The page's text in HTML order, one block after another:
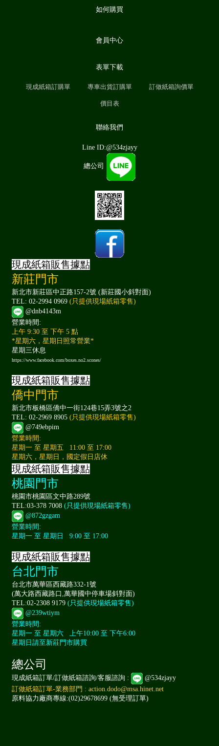
如何購買
會員中心
表單下載
現成紙箱訂購單 專車出貨訂購單 訂做紙箱詢價單
價目表
聯絡我們
Line ID:@534zjayy
總公司
現成紙箱販售據點
新莊門市
新北市新莊區中正路157-2號 (新莊國小斜對面)
TEL: 02-2994 0969 (只提供現場紙箱零售)
@dnb4143m
營業時間:
上午 9:30 至 下午 5 點
*星期六，星期日照常營業*
星期三休息
https://www.facebook.com/boxes.no2.scones/
現成紙箱販售據點
僑中門市
新北市板橋區僑中一街124巷15弄3號之2
TEL: 02-2969 8905 (只提供現場紙箱零售)
@749ebpim
營業時間:
星期一 至 星期五 11:00 至 17:00
星期六，星期日，國定假日店休
現成紙箱販售據點
桃園門市
桃園市桃園區文中路289號
TEL:03-378 7008 (只提供現場紙箱零售)
@872gzgam
營業時間:
星期一 至 星期日 9:00 至 17:00
現成紙箱販售據點
台北門市
台北市萬華區西藏路332-1號
(萬大路西藏路口,萬華國中停車場斜對面)
TEL:02-2308 9179 (只提供現場紙箱零售)
@239wtiym
營業時間:
星期一 至 星期六 上午10:00 至 下午6:00
星期日請至新莊門市購買
總公司
現成紙箱訂單/訂做紙箱諮詢/客服諮詢 :
@534zjayy
訂做紙箱訂單-業務部門 : action.dodo@msa.hinet.net
原料協力廠商專線:(02)29678699 (無受理訂單)